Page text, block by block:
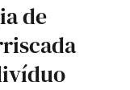
de